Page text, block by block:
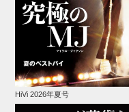
HiVi 2026年夏号